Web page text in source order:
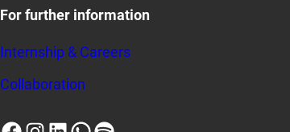
For further information
Internship & Careers
Collaboration